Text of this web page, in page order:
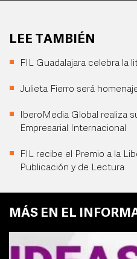
LEE TAMBIÉN
FIL Guadalajara celebra la
Julieta Fierro será
IberoMedia Global realiza
Empresarial Internacional
FIL recibe el Premio a la
Publicación y de Lectura
MÁS EN EL